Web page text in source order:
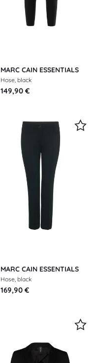
MARC CAIN ESSENTIALS
Hose, black
149,90 €
MARC CAIN ESSENTIALS
Hose, black
169,90 €